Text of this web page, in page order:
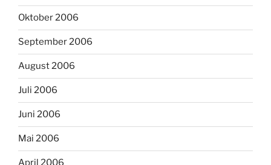
Oktober 2006
September 2006
August 2006
Juli 2006
Juni 2006
Mai 2006
April 2006